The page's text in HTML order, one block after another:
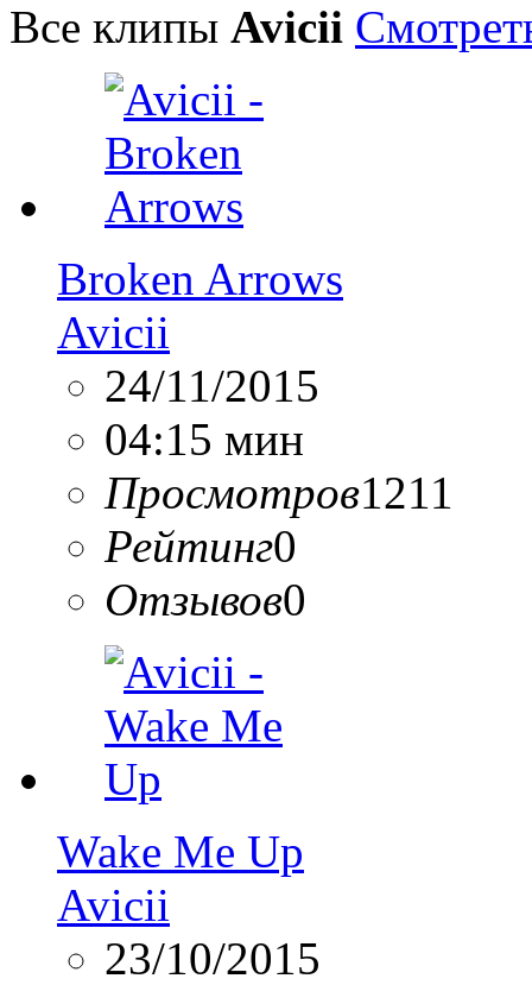
Все клипы Avicii
Broken Arrows
Avicii
24/11/2015
04:15 мин
Просмотров1211
Рейтинг0
Отзывов0
Wake Me Up
Avicii
23/10/2015